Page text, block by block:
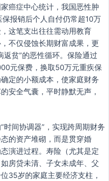
癌症中心统计，我国恶性肿
报销后个人自付仍常超10万
这笔支出往往需动用教育
不仅侵蚀长期财富成果，更
贫”的恶性循环。保险通过
元保费，换取50万元重疾保
定的小额成本，使家庭财务
安全气囊，平时静默无声，
间协调器”，实现跨周期财务
的资产堆砌，而是贯穿婚
演进过程。寿险（尤其是定
房贷未清、子女未成年、父
35岁的家庭主要经济支柱，